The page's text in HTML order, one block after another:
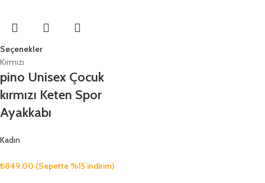
Seçenekler
Kırmızı
pino Unisex Çocuk
kırmızı Keten Spor
Ayakkabı
Kadın
₺849.00 (Sepette %15 indirim)